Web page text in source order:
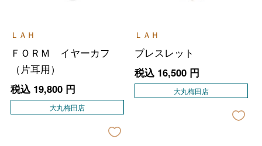
ＬＡＨ
ＦＯＲＭ イヤーカフ
（片耳用）
税込 19,800円
大丸梅田店
ＬＡＨ
ブレスレット
税込 16,500円
大丸梅田店